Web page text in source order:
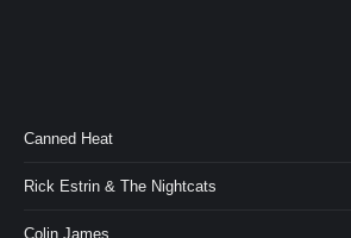
Canned Heat
Rick Estrin & The Nightcats
Colin James